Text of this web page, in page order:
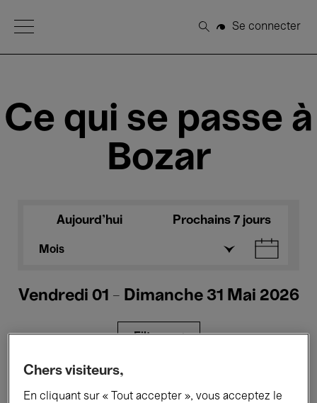
Open Menu
Rechercher
Se connecter
Ce qui se passe à
Bozar
Aujourd'hui Prochains 7 jours
Mois
Vendredi 01 - Dimanche 31 Mai 2026
Filtres
Chers visiteurs,
En cliquant sur « Tout accepter », vous acceptez le